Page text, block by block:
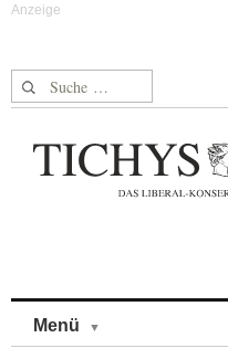
Suche nach:
Menü